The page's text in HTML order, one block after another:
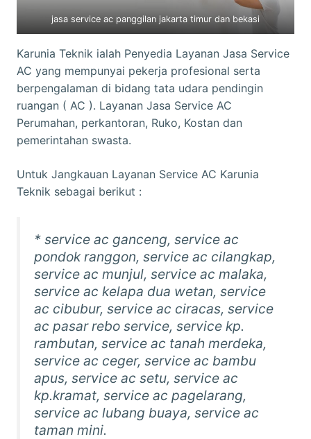
jasa service ac panggilan jakarta timur dan bekasi
Karunia Teknik ialah Penyedia Layanan Jasa Service
AC yang mempunyai pekerja profesional serta
berpengalaman di bidang tata udara pendingin
ruangan ( AC ). Layanan Jasa Service AC
Perumahan, perkantoran, Ruko, Kostan dan
pemerintahan swasta.
Untuk Jangkauan Layanan Service AC Karunia
Teknik sebagai berikut :
* service ac ganceng, service ac
pondok ranggon, service ac cilangkap,
service ac munjul, service ac malaka,
service ac kelapa dua wetan, service
ac cibubur, service ac ciracas, service
ac pasar rebo service, service kp.
rambutan, service ac tanah merdeka,
service ac ceger, service ac bambu
apus, service ac setu, service ac
kp.kramat, service ac pagelarang,
service ac lubang buaya, service ac
taman mini.